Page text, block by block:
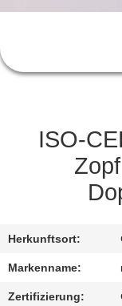
SIE
MIT
SIE
EIN
ZITAT
ISO-
Herkunftsort:
Markenname:
Zertifizierung: